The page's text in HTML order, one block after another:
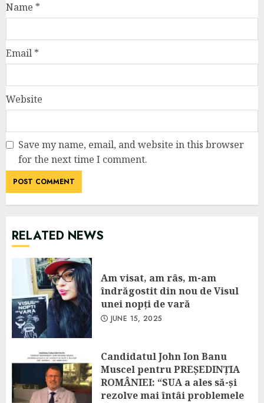
Name *
Email *
Website
Save my name, email, and website in this browser
for the next time I comment.
RELATED NEWS
Am visat, am râs, m-am
îndrăgostit din nou de Visul
unei nopți de vară
JUNE 15, 2025
Candidatul John Ion Banu
Muscel pentru PREȘEDINȚIA
ROMÂNIEI: “SUA a ales să-și
rezolve mai întâi problemele